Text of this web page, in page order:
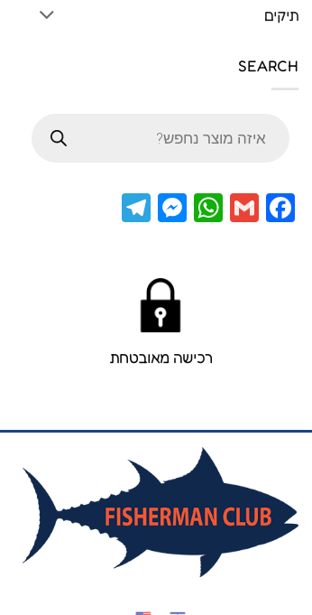
תיקים
SEARCH
מוצרים
Facebook
Gmail
WhatsApp
Messenger
רכישה מאובטחת